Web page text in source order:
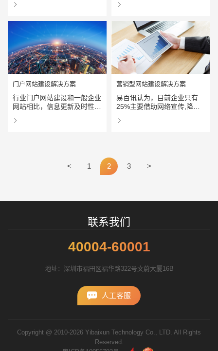
资企业。公司技术力量雄厚，
测设备。多年来，凭着众多客
户的支持，不断改进和开拓自
己的产品。
查看详情
站运营管理的整个过程，是企
的全程网络营销模式。
查看详情
门户网站建设解决方案
行业门户网站建设和一般企业
网站相比，信息更新及时性要
求迫切，系统易用性、稳定性
查看详情
营销型网站建设解决方案
易百讯认为，目前企业只有
25%主要借助网络宣传,降低
与客户建造生意桥梁和传统渠
查看详情
< 1 2 3 >
联系我们
40004-60001
地址：深圳市福田区福华路322号文蔚大厦16B
人工客服
Copyright @ 2010-2026 Yibaixun Technology Co., LTD. All Rights
Reserved.